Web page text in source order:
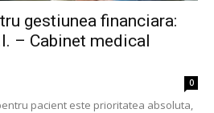
gestiunea financiara:
– Cabinet medical
0
pacient este prioritatea absoluta,